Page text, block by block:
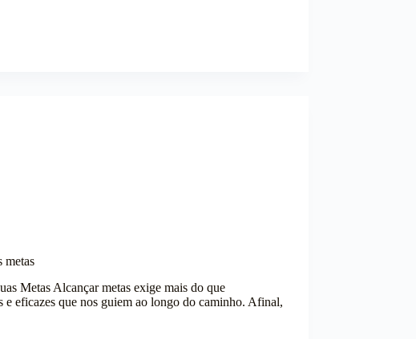
metas
Metas Alcançar metas exige mais do que
e eficazes que nos guiem ao longo do caminho. Afinal,